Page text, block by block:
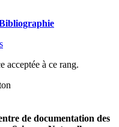
acceptée à ce rang.
de documentation des